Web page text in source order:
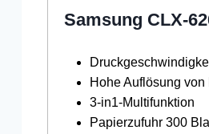
Samsung CLX-
Hohe Auflösung
3-in1-Multifunktion
Papierzufuhr 300